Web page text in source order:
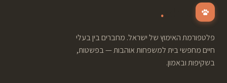
.
פלטפורמת האימוץ של ישראל. מחברים בין בעלי
חיים מחפשי בית למשפחות אוהבות — בפשטות,
בשקיפות ובאמון.